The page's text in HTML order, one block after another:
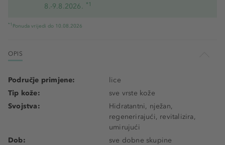
8.-9.8.2026. *1
*1 Ponuda vrijedi do 10.08.2026
OPIS
Područje primjene:
lice
Tip kože:
sve vrste kože
Svojstva:
Hidratantni, nježan,
regenerirajući, revitalizira,
umirujući
Dob:
sve dobne skupine